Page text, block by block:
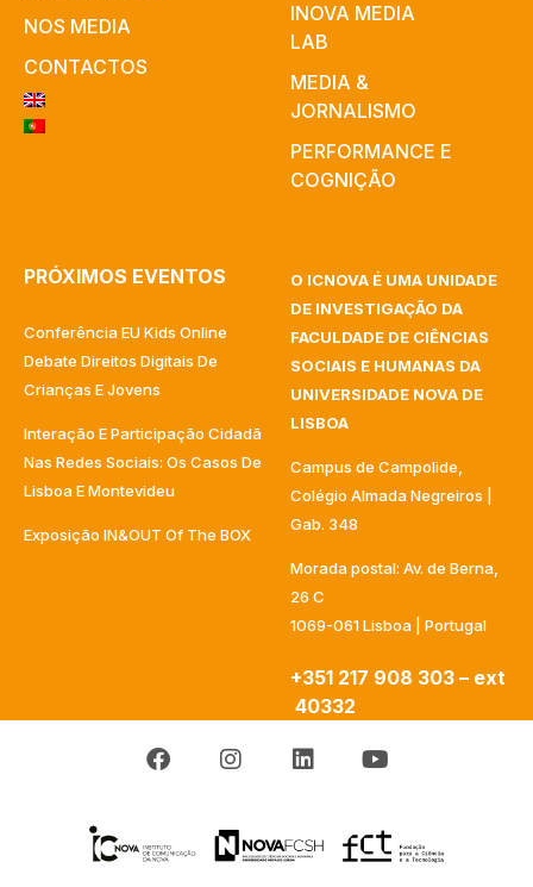
NOS MEDIA
CONTACTOS
INOVA MEDIA
LAB
MEDIA &
JORNALISMO
PERFORMANCE E
COGNIÇÃO
PRÓXIMOS EVENTOS
Conferência EU Kids Online
Debate Direitos Digitais De
Crianças E Jovens
Interação E Participação Cidadã
Nas Redes Sociais: Os Casos De
Lisboa E Montevideu
Exposição IN&OUT Of The BOX
O ICNOVA É UMA UNIDADE
DE INVESTIGAÇÃO DA
FACULDADE DE CIÊNCIAS
SOCIAIS E HUMANAS DA
UNIVERSIDADE NOVA DE
LISBOA
Campus de Campolide,
Colégio Almada Negreiros |
Gab. 348
Morada postal: Av. de Berna,
26 C
1069-061 Lisboa | Portugal
+351 217 908 303 – ext
40332